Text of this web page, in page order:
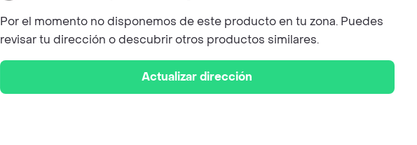
Por el momento no disponemos de este producto en tu zona. Puedes
revisar tu dirección o descubrir otros productos similares.
Actualizar dirección